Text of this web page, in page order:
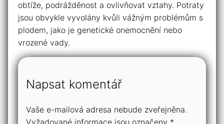
obtíže, podrážděnost a ovlivňovat vztahy. Potraty
jsou obvykle vyvolány kvůli vážným problémům s
plodem, jako je genetické onemocnění nebo
vrozené vady.
Napsat komentář
Vaše e-mailová adresa nebude zveřejněna.
Vyžadované informace jsou označeny *